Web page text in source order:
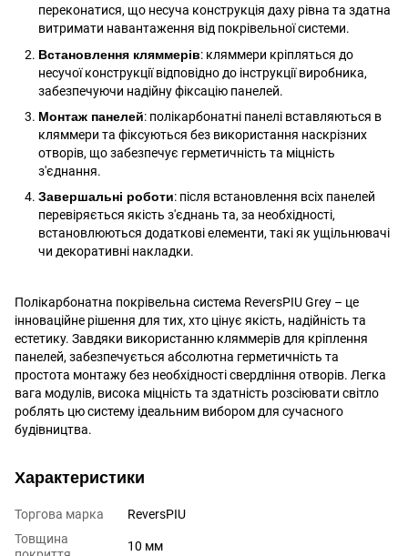
переконатися, що несуча конструкція даху рівна та здатна
витримати навантаження від покрівельної системи.
Встановлення кляммерів: кляммери кріпляться до
несучої конструкції відповідно до інструкції виробника,
забезпечуючи надійну фіксацію панелей.
Монтаж панелей: полікарбонатні панелі вставляються в
кляммери та фіксуються без використання наскрізних
отворів, що забезпечує герметичність та міцність
з'єднання.
Завершальні роботи: після встановлення всіх панелей
перевіряється якість з'єднань та, за необхідності,
встановлюються додаткові елементи, такі як ущільнювачі
чи декоративні накладки.
Полікарбонатна покрівельна система ReversPIU Grey – це
інноваційне рішення для тих, хто цінує якість, надійність та
естетику. Завдяки використанню кляммерів для кріплення
панелей, забезпечується абсолютна герметичність та
простота монтажу без необхідності свердління отворів. Легка
вага модулів, висока міцність та здатність розсіювати світло
роблять цю систему ідеальним вибором для сучасного
будівництва.
Характеристики
Торгова марка
ReversPIU
Товщина
10 мм